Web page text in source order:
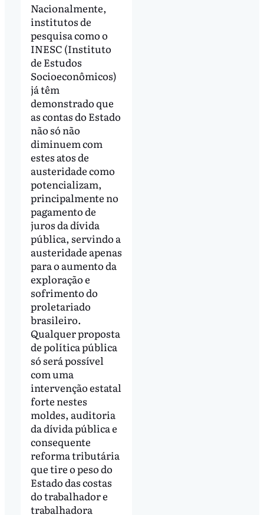
Nacionalmente,
institutos de
pesquisa como o
INESC (Instituto
de Estudos
Socioeconômicos)
já têm
demonstrado que
as contas do Estado
não só não
diminuem com
estes atos de
austeridade como
potencializam,
principalmente no
pagamento de
juros da dívida
pública, servindo a
austeridade apenas
para o aumento da
exploração e
sofrimento do
proletariado
brasileiro.
Qualquer proposta
de política pública
só será possível
com uma
intervenção estatal
forte nestes
moldes, auditoria
da dívida pública e
consequente
reforma tributária
que tire o peso do
Estado das costas
do trabalhador e
trabalhadora